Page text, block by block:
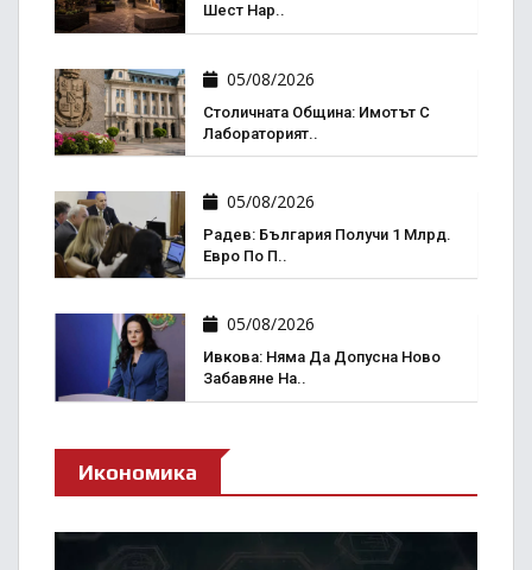
Шест Нар..
05/08/2026
Столичната Община: Имотът С
Лабораторият..
05/08/2026
Радев: България Получи 1 Млрд.
Евро По П..
05/08/2026
Ивкова: Няма Да Допусна Ново
Забавяне На..
Икономика